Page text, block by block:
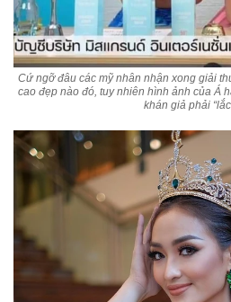
Cứ ngỡ đâu các mỹ nhân nhận xong giải
cao đẹp nào đó, tuy nhiên hình ảnh của Á
khán giả phải “lắc